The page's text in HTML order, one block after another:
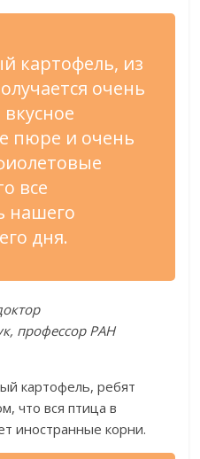
картофель, из
очень
пюре и очень
все
нашего
дня.
профессор РАН
картофель, ребят
что вся птица в
иностранные корни.